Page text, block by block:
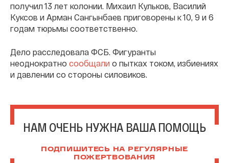
получил 13 лет колонии. Михаил Кульков, Василий
Куксов и Арман Сангынбаев приговорены к 10, 9 и 6
годам тюрьмы соответственно.
Дело расследовала ФСБ. Фигуранты
неоднократно сообщали о пытках током, избиениях
и давлении со стороны силовиков.
НАМ ОЧЕНЬ НУЖНА ВАША ПОМОЩЬ
ПОДПИШИТЕСЬ НА РЕГУЛЯРНЫЕ
ПОЖЕРТВОВАНИЯ